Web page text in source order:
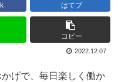
はてブ
コピー
2022.12.07
げで、毎日楽しく働か